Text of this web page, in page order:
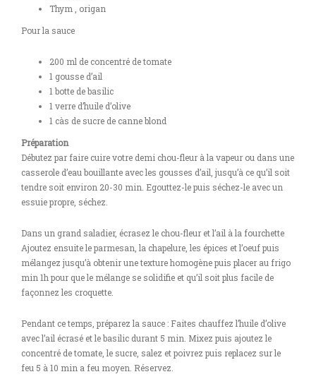
Thym , origan
Pour la sauce
200 ml de concentré de tomate
1 gousse d’ail
1 botte de basilic
1 verre d’huile d’olive
1 càs de sucre de canne blond
Préparation
Débutez par faire cuire votre demi chou-fleur à la vapeur ou dans une
casserole d’eau bouillante avec les gousses d’ail, jusqu’à ce qu’il soit
tendre soit environ 20-30 min. Egouttez-le puis séchez-le avec un
essuie propre, séchez.
Dans un grand saladier, écrasez le chou-fleur et l’ail à la fourchette
Ajoutez ensuite le parmesan, la chapelure, les épices et l’oeuf puis
mélangez jusqu’à obtenir une texture homogène puis placer au frigo
min 1h pour que le mélange se solidifie et qu’il soit plus facile de
façonnez les croquette.
Pendant ce temps, préparez la sauce : Faites chauffez l’huile d’olive
avec l’ail écrasé et le basilic durant 5 min. Mixez puis ajoutez le
concentré de tomate, le sucre, salez et poivrez puis replacez sur le
feu 5 à 10 min a feu moyen. Réservez.